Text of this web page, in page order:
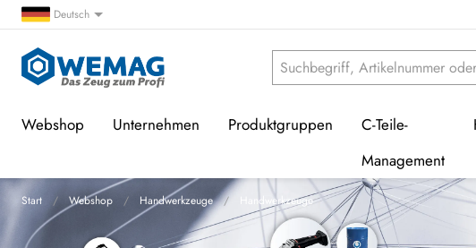
Deutsch
Webshop Unternehmen Produktgruppen
C-Teile-
Management
Start Webshop Handwerkzeuge Handwerkzeuge